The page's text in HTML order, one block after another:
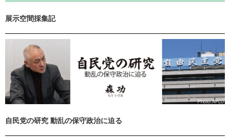
展示空間採集記
自民党の研究 動乱の保守政治に迫る